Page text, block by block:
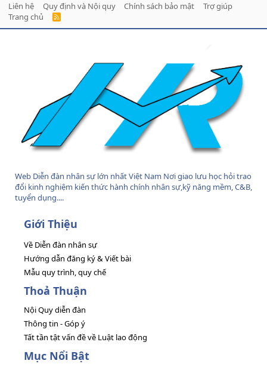
Liên hệ
Quy định và Nội quy Chính sách bảo mật
Trợ giúp
Trang chủ
R
Web Diễn đàn nhân sự lớn nhất Việt Nam Nơi giao lưu học hỏi trao
đổi kinh nghiệm kiến thức hành chính nhân sự,kỹ năng mềm, C&B,
tuyển dụng....
Giới Thiệu
Về Diễn đàn nhân sự
Hướng dẫn đăng ký & Viết bài
Mẫu quy trình, quy chế
Thoả Thuận
Nội Quy diễn đàn
Thông tin - Góp ý
Tất tần tật vấn đề về Luật lao động
Mục Nổi Bật